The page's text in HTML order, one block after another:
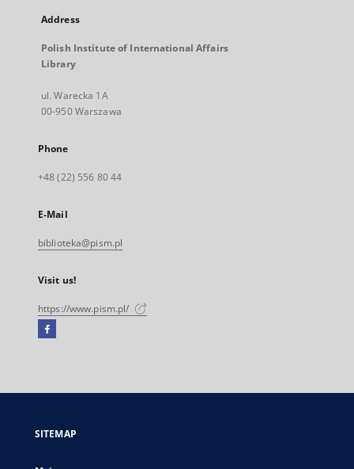
Address
Polish Institute of International Affairs
Library
ul. Warecka 1A
00-950 Warszawa
Phone
+48 (22) 556 80 44
E-Mail
biblioteka@pism.pl
Visit us!
https://www.pism.pl/
Facebook
open
new
SITEMAP